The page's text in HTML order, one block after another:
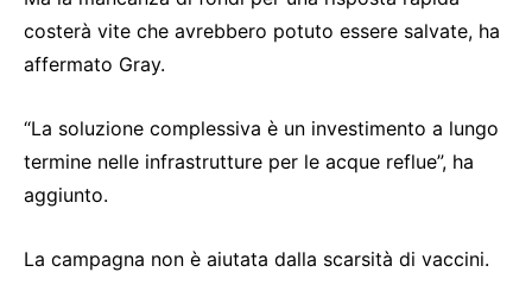
costerà vite che avrebbero potuto essere salvate, ha
affermato Gray.
“La soluzione complessiva è un investimento a lungo
termine nelle infrastrutture per le acque reflue”, ha
aggiunto.
La campagna non è aiutata dalla scarsità di vaccini.